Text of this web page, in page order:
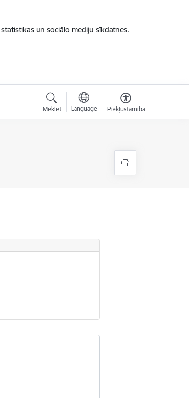
un sociālo mediju sīkdatnes.
Meklēt Language Piekļūstamība